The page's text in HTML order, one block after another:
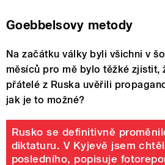
Goebbelsovy metody
Na začátku války byli všichni v
měsíců pro mě bylo těžké zjistit,
přátelé z Ruska uvěřili
jak je to možné?
Rusko se definitivně
diktaturu. V Kyjevě jsem
posledního, popisuje